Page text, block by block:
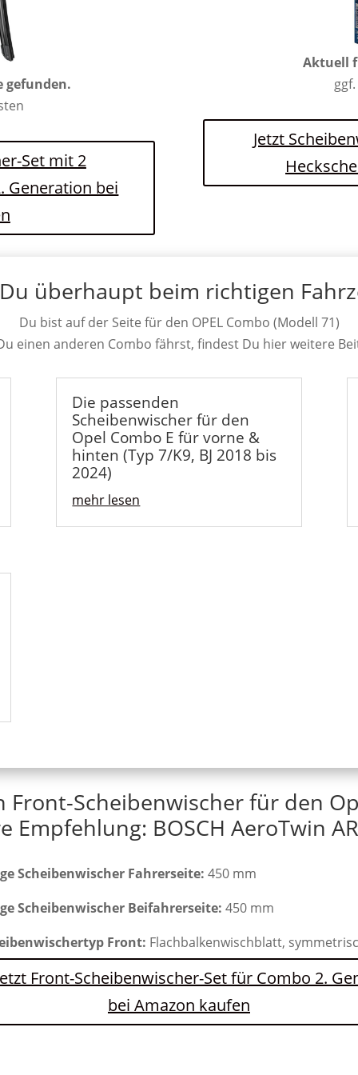
gefunden.
Set mit 2
Generation bei
Aktuell
Jetzt
überhaupt beim richtigen
Du bist auf der Seite für den OPEL Combo (Modell 71)
einen anderen Combo fährst, findest Du hier weitere
Die passenden
Scheibenwischer für den
Opel Combo E für vorne &
hinten (Typ 7/K9, BJ 2018 bis
2024)
mehr lesen
Front-Scheibenwischer für den
Empfehlung: BOSCH AeroTwin
Scheibenwischer Fahrerseite: 450 mm
Scheibenwischer Beifahrerseite: 450 mm
Front: Flachbalkenwischblatt,
Front-Scheibenwischer-Set für Combo 2.
bei Amazon kaufen